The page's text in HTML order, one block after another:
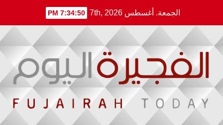
content
الجمعة. أغسطس 7th, 2026 7:34:50 PM